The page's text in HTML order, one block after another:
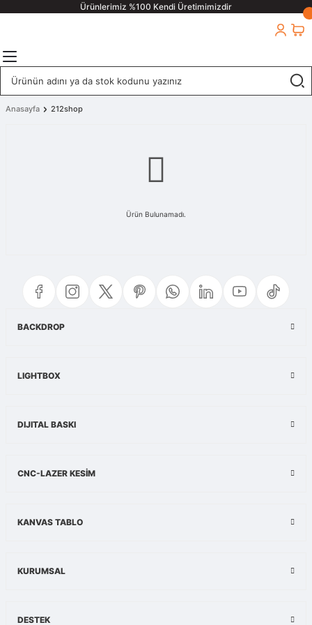
Ürünlerimiz %100 Kendi Üretimimizdir
Anasayfa 212shop
Ürün Bulunamadı.
BACKDROP
LIGHTBOX
DIJITAL BASKI
CNC-LAZER KESİM
KANVAS TABLO
KURUMSAL
DESTEK